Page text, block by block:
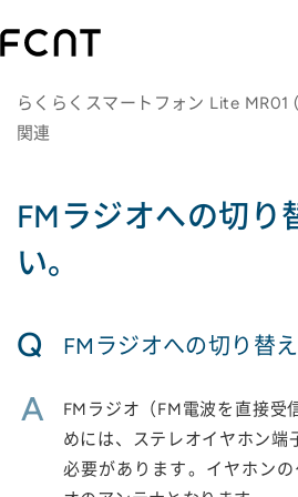
らくらくスマートフォン Lite MR01
関連
FMラジオへの切り
い。
Q FMラジオへの切り替
A
FMラジオ（FM電波を直接受
めには、ステレオイヤホン端
必要があります。イヤホン